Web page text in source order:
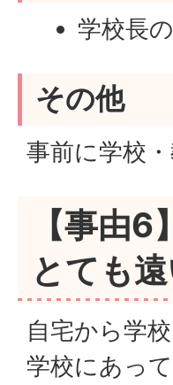
学校長
その他
事前に学校
【事由
とても
自宅から学
学校にあっ